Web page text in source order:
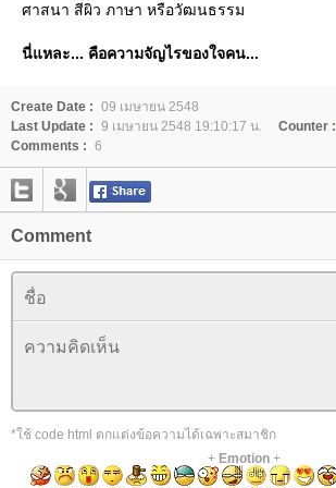
ศาสนา สีผิว ภาษา หรือวัฒนธรรม
นี่แหละ... คือความจัญไรของใจคน...
Create Date : 09 เมษายน 2548
Last Update : 9 เมษายน 2548 19:10:17 น. Counter :
Comments : 6
Comment
*ใช้ code html ตกแต่งข้อความได้เฉพาะสมาชิก
+ Emotion+